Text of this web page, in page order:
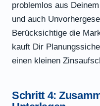
problemlos aus
und auch
Berücksichtige die
kauft Dir
einen kleinen
Schritt 4: